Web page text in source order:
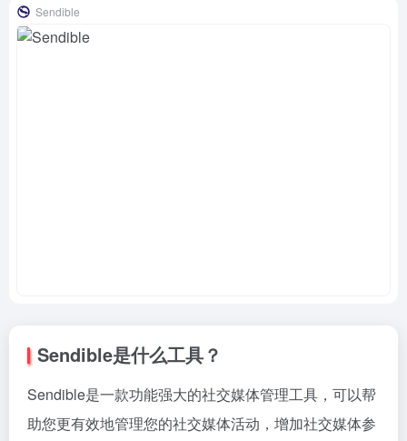
Sendible
Sendible是什么工具？
Sendible是一款功能强大的社交媒体管理工具，可以帮
助您更有效地管理您的社交媒体活动，增加社交媒体参